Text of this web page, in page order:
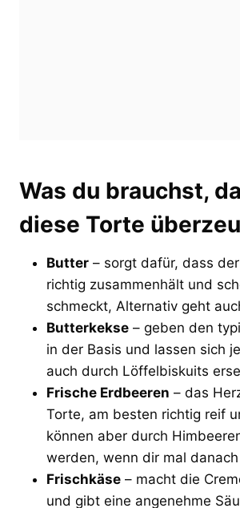
Was du brauchst,
diese Torte
Butter – sorgt dafür, dass
richtig zusammenhält und
schmeckt, Alternativ geht
Butterkekse – geben den
in der Basis und lassen sich
auch durch Löffelbiskuits
Frische Erdbeeren – das
Torte, am besten richtig reif
können aber durch
werden, wenn dir mal
Frischkäse – macht die
und gibt eine angenehme